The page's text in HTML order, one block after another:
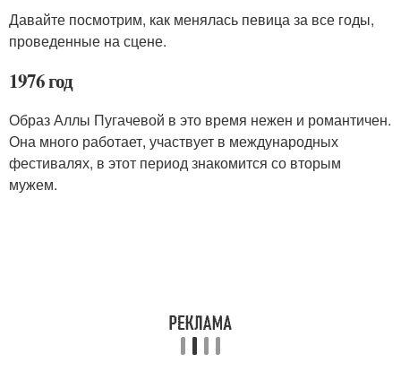
Давайте посмотрим, как менялась певица за все годы,
проведенные на сцене.
1976 год
Образ Аллы Пугачевой в это время нежен и романтичен.
Она много работает, участвует в международных
фестивалях, в этот период знакомится со вторым
мужем.